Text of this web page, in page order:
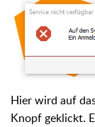
Hier wird auf
Knopf geklickt.